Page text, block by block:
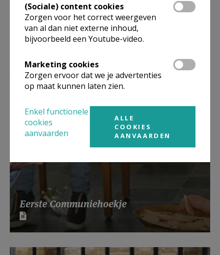
Lees meer
Eerste Communiehoekje
(Sociale) content cookies
Zorgen voor het correct weergeven
van al dan niet externe inhoud,
bijvoorbeeld een Youtube-video.
Marketing cookies
Zorgen ervoor dat we je advertenties
op maat kunnen laten zien.
Enkel functionele
cookies
aanvaarden
ALLE
COOKIES
AANVAARDEN